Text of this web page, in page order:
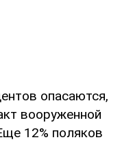
опасаются,
вооруженной
12% поляков